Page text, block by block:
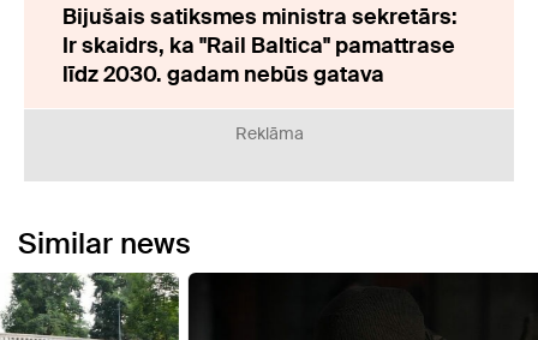
Bijušais satiksmes ministra sekretārs:
Ir skaidrs, ka "Rail Baltica" pamattrase
līdz 2030. gadam nebūs gatava
Reklāma
Similar news